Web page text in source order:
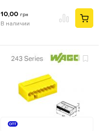
10,00 грн
В наличии